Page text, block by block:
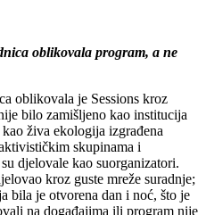
oblikovala program, a ne
oblikovala je Sessions kroz
bilo zamišljeno kao institucija
živa ekologija izgrađena
skupinama i
djelovale kao suorganizatori.
kroz guste mreže suradnje;
bila je otvorena dan i noć, što je
na događajima ili program nije